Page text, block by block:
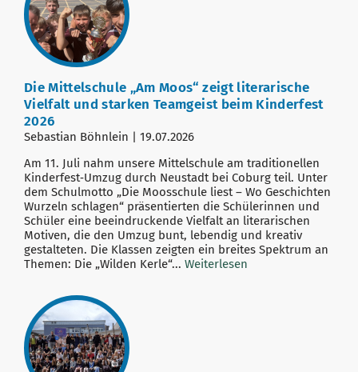
Die Mittelschule „Am Moos“ zeigt literarische
Vielfalt und starken Teamgeist beim Kinderfest
2026
Sebastian Böhnlein | 19.07.2026
Am 11. Juli nahm unsere Mittelschule am traditionellen
Kinderfest‑Umzug durch Neustadt bei Coburg teil. Unter
dem Schulmotto „Die Moosschule liest – Wo Geschichten
Wurzeln schlagen“ präsentierten die Schülerinnen und
Schüler eine beeindruckende Vielfalt an literarischen
Motiven, die den Umzug bunt, lebendig und kreativ
gestalteten. Die Klassen zeigten ein breites Spektrum an
Themen: Die „Wilden Kerle“... Weiterlesen